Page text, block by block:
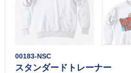
00183-NSC
スタンダードトレーナー